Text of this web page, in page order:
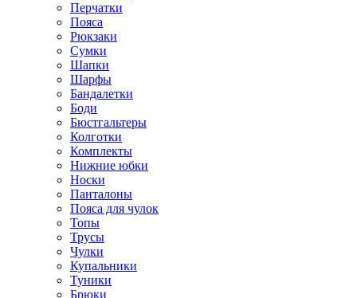
Перчатки
Пояса
Рюкзаки
Сумки
Шапки
Шарфы
Бандалетки
Боди
Бюстгальтеры
Колготки
Комплекты
Нижние юбки
Носки
Панталоны
Поясa для чулок
Топы
Трусы
Чулки
Купальники
Туники
Брюки